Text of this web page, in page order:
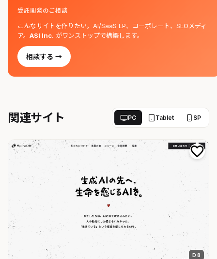
受託開発のご相談
こんなサイトを作りたい。AI/SaaS LP、コーポレート、SEOメディ
ア。 ASI Inc. がワンストップで構築します。
相談する →
関連サイト PC Tablet SP
D 8